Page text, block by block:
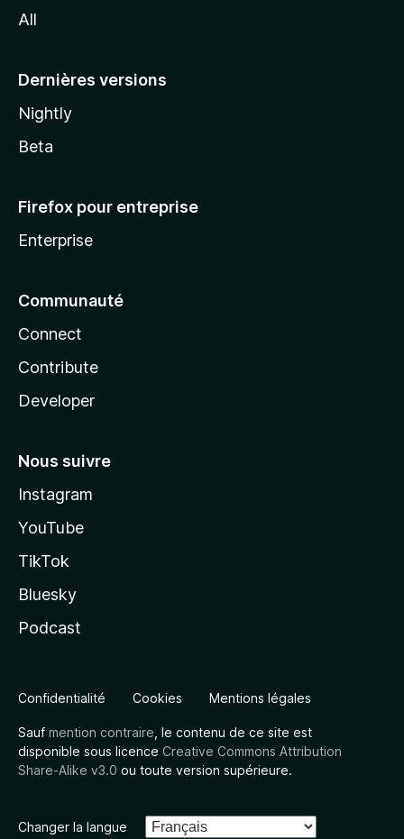
lAll
Dernières versions
Nightly
Beta
Firefox pour entreprise
Enterprise
Communauté
Connect
Contribute
Developer
Nous suivre
Instagram
YouTube
TikTok
Bluesky
Podcast
Confidentialité Cookies Mentions légales
Sauf mention contraire , le contenu de ce site est
disponible sous licence Creative Commons Attribution
Share-Alike v3.0 ou toute version supérieure.
Changer la langue